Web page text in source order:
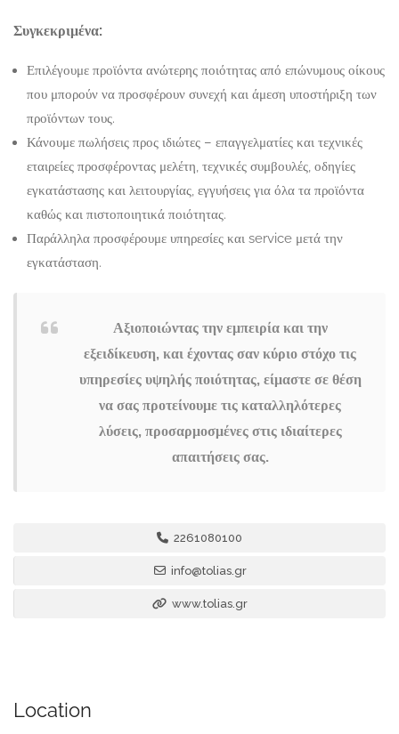
Συγκεκριμένα:
Επιλέγουμε προϊόντα ανώτερης ποιότητας από επώνυμους οίκους
που μπορούν να προσφέρουν συνεχή και άμεση υποστήριξη των
προϊόντων τους.
Κάνουμε πωλήσεις προς ιδιώτες – επαγγελματίες και τεχνικές
εταιρείες προσφέροντας μελέτη, τεχνικές συμβουλές, οδηγίες
εγκατάστασης και λειτουργίας, εγγυήσεις για όλα τα προϊόντα
καθώς και πιστοποιητικά ποιότητας.
Παράλληλα προσφέρουμε υπηρεσίες και service μετά την
εγκατάσταση.
Αξιοποιώντας την εμπειρία και την
εξειδίκευση, και έχοντας σαν κύριο στόχο τις
υπηρεσίες υψηλής ποιότητας, είμαστε σε θέση
να σας προτείνουμε τις καταλληλότερες
λύσεις, προσαρμοσμένες στις ιδιαίτερες
απαιτήσεις σας.
2261080100
info@tolias.gr
www.tolias.gr
Location